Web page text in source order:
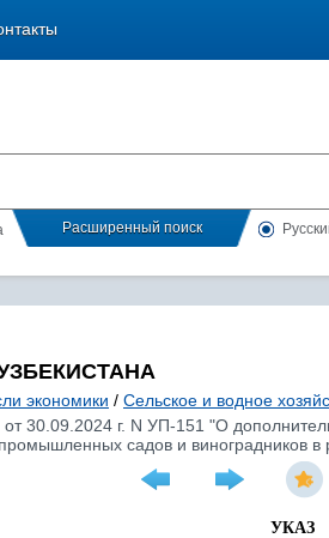
Расширенный поиск
экономики / Сельское и водное
от 30.09.2024 г. N УП-151 "О
садов и виноградников в
УКАЗ